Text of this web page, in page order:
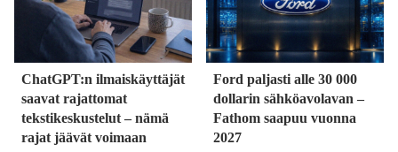
ChatGPT:n ilmaiskäyttäjät
saavat rajattomat
tekstikeskustelut – nämä
rajat jäävät voimaan
Ford paljasti alle 30 000
dollarin sähköavolavan –
Fathom saapuu vuonna
2027